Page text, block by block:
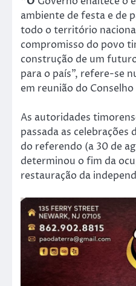
ambiente de festa e de
todo o território
compromisso do povo
construção de um
para o país”, refere-se
em reunião do
As autoridades
passada as celebrações
do referendo (a 30 de
determinou o fim da
restauração da